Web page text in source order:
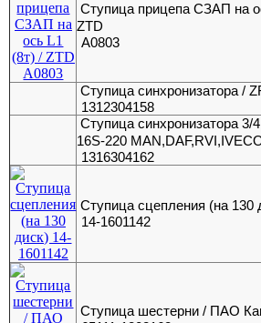
Ступица прицепа СЗАП на
ZTD
A0803
Ступица синхронизатора /
1312304158
Ступица синхронизатора 3/
16S-220
1316304162
Ступица сцепления (на 130
14-1601142
Ступица шестерни / ПАО